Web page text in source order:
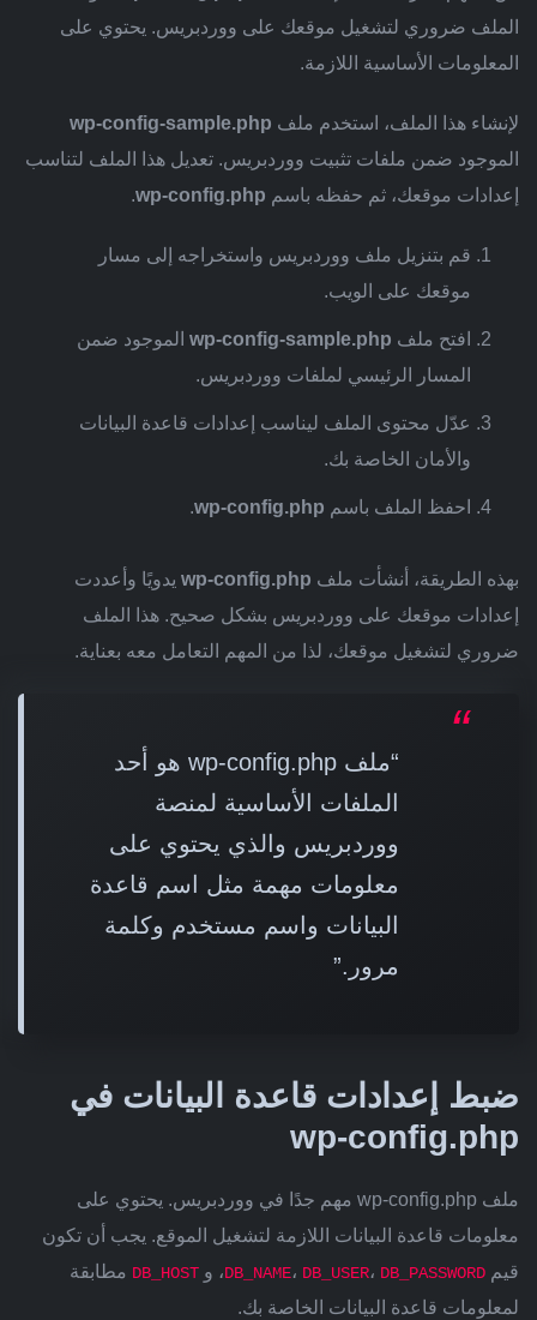
الملف ضروري لتشغيل موقعك على ووردبريس. يحتوي على
المعلومات الأساسية اللازمة.
لإنشاء هذا الملف، استخدم ملف wp-config-sample.php
الموجود ضمن ملفات تثبيت ووردبريس. تعديل هذا الملف لتناسب
إعدادات موقعك، ثم حفظه باسم wp-config.php
.
قم بتنزيل ملف ووردبريس واستخراجه إلى مسار
موقعك على الويب.
افتح ملف wp-config-sample.php الموجود ضمن
المسار الرئيسي لملفات ووردبريس.
عدّل محتوى الملف ليناسب إعدادات قاعدة البيانات
والأمان الخاصة بك.
احفظ الملف باسم wp-config.php
.
بهذه الطريقة، أنشأت ملف wp-config.php يدويًا وأعددت
إعدادات موقعك على ووردبريس بشكل صحيح. هذا الملف
ضروري لتشغيل موقعك، لذا من المهم التعامل معه بعناية.
“ملف wp-config.php هو أحد
الملفات الأساسية لمنصة
ووردبريس والذي يحتوي على
معلومات مهمة مثل اسم قاعدة
البيانات واسم مستخدم وكلمة
مرور.”
ضبط إعدادات قاعدة البيانات في
wp-config.php
ملف wp-config.php مهم جدًا في ووردبريس. يحتوي على
معلومات قاعدة البيانات اللازمة لتشغيل الموقع. يجب أن تكون
قيم
DB_NAME، DB_USER، DB_PASSWORD ، و DB_HOST مطابقة
لمعلومات قاعدة البيانات الخاصة بك.